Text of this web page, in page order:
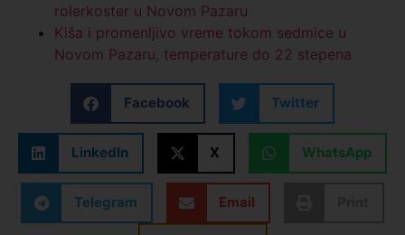
rolerkoster u Novom Pazaru
Kiša i promenljivo vreme tokom sedmice u
Novom Pazaru, temperature do 22 stepena
Facebook Twitter
LinkedIn X WhatsApp
Telegram Email